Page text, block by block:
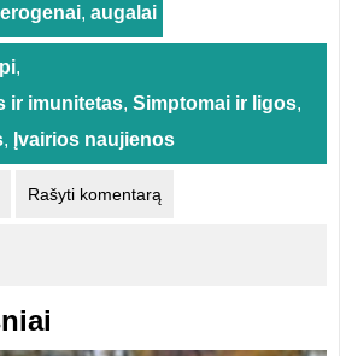
, augalai
,
ir imunitetas, Simptomai ir ligos,
, Įvairios naujienos
Rašyti komentarą